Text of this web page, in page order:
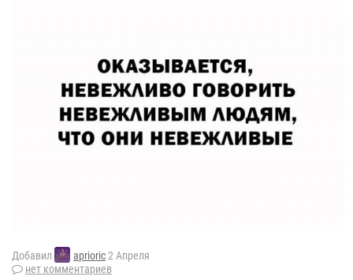
Добавил aprioric2 Апреля
нет комментариев